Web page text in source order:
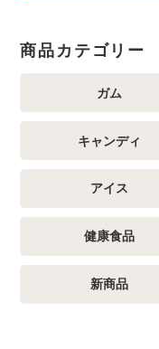
商品カテゴリー
ガム
キャンディ
アイス
健康食品
新商品